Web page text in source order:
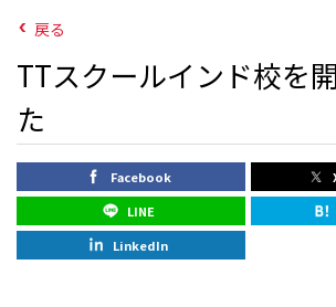
戻る
TTスクールインド校を
た
Facebook
LINE
LinkedIn